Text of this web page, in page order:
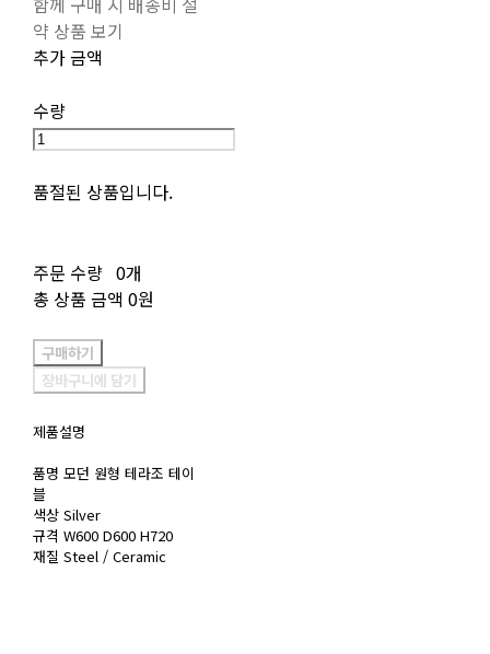
약 상품 보기
추가 금액
수량
품절된 상품입니다.
주문 수량 0개
총 상품 금액 0원
구매하기
장바구니에 담기
제품설명
품명 모던 원형 테라조 테이
블
색상 Silver
규격 W600 D600 H720
재질 Steel / Ceramic